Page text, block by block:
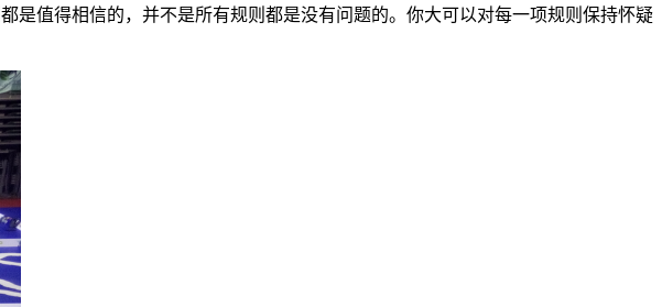
是值得相信的，并不是所有规则都是没有问题的。你大可以对每一项规则保持怀疑